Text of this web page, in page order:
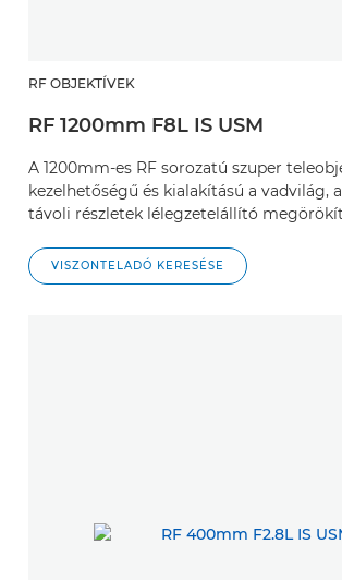
RF OBJEKTÍVEK
RF 1200mm F8L IS USM
A 1200mm-es RF sorozatú szuper
kezelhetőségű és kialakítású a vadvilág,
távoli részletek lélegzetelállító
VISZONTELADÓ KERESÉSE